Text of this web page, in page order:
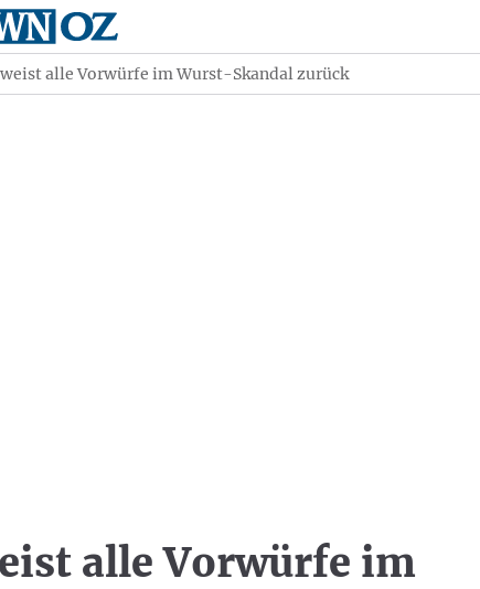
alle Vorwürfe im Wurst-Skandal zurück
alle Vorwürfe im